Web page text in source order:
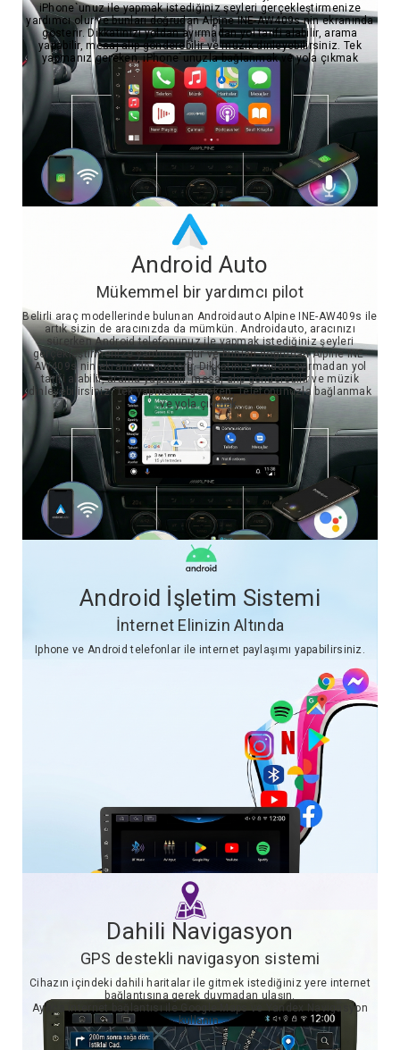
iPhone`unuz ile yapmak istediğiniz şeyleri gerçekleştirmenize
yardımcı olur ve bunları doğrudan Alpine INE-AW409s nin ekranında
gösterir. Dikkatinizi yoldan ayırmadan yol tarifi alabilir, arama
yapabilir, mesaj alıp gönderebilir ve müzik dinleyebilirsiniz. Tek
yapmanız gereken, iPhone`unuzla bağlanmak ve yola çıkmak
Android Auto
Mükemmel bir yardımcı pilot
Belirli araç modellerinde bulunan Androidauto Alpine INE-AW409s ile
artık sizin de aracınızda da mümkün. Androidauto, aracınızı
sürerken Android telefonunuz ile yapmak istediğiniz şeyleri
gerçekleştirmenize yardımcı olur ve bunları doğrudan Alpine INE-
AW409s nin ekranında gösterir. Dikkatinizi yoldan ayırmadan yol
tarifi alabilir, arama yapabilir, mesaj alıp gönderebilir ve müzik
dinleyebilirsiniz. Tek yapmanız gereken, Telefonunuzla bağlanmak
ve yola çıkmak.
Android İşletim Sistemi
İnternet Elinizin Altında
Iphone ve Android telefonlar ile internet paylaşımı yapabilirsiniz.
Dahili Navigasyon
GPS destekli navigasyon sistemi
Cihazın içindeki dahili haritalar ile gitmek istediğiniz yere internet
bağlantısına gerek duymadan ulaşın.
Ayrıca internet bağlantısı ile Google Maps ve Yandex Navigasyon
kullanın.